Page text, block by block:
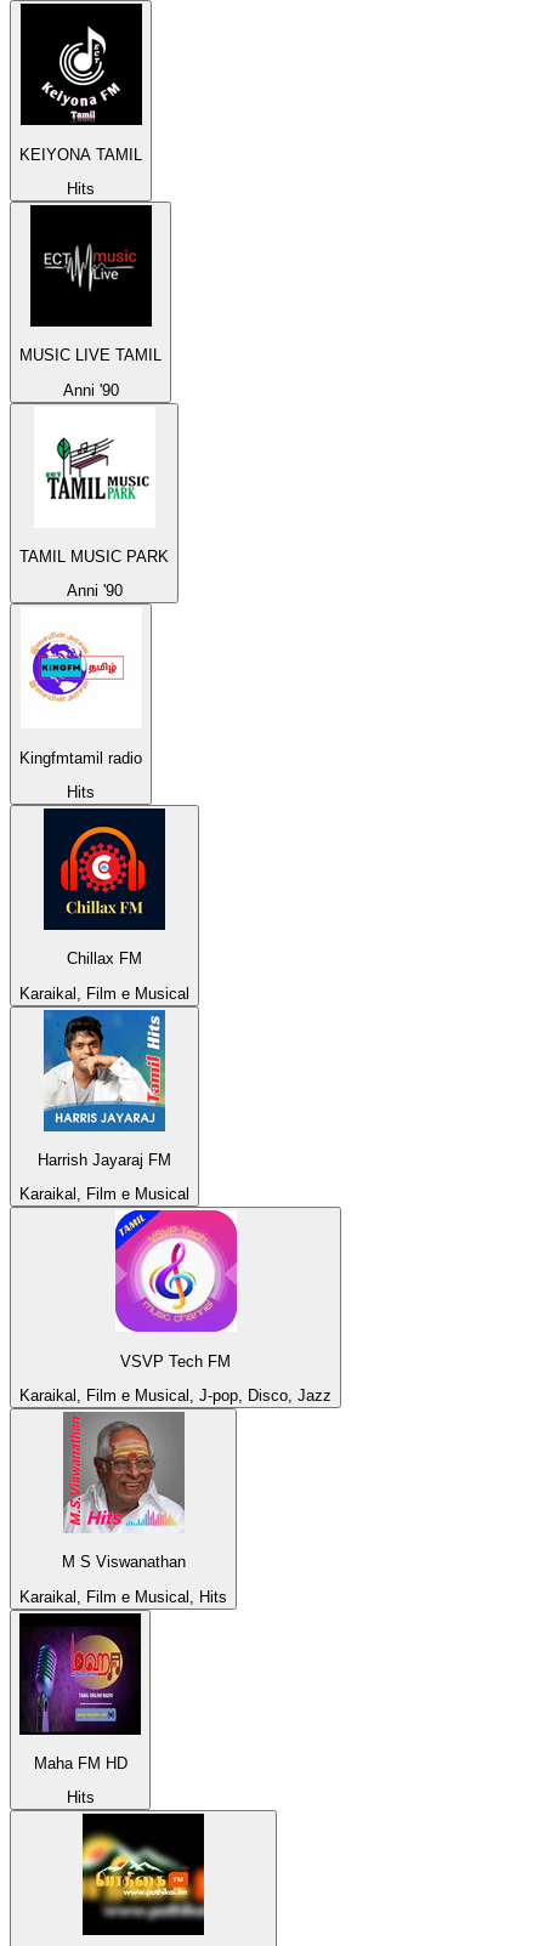
KEIYONA TAMIL
Hits
MUSIC LIVE TAMIL
Anni '90
TAMIL MUSIC PARK
Anni '90
Kingfmtamil radio
Hits
Chillax FM
Karaikal, Film e Musical
Harrish Jayaraj FM
Karaikal, Film e Musical
VSVP Tech FM
Karaikal, Film e Musical, J-pop, Disco, Jazz
M S Viswanathan
Karaikal, Film e Musical, Hits
Maha FM HD
Hits